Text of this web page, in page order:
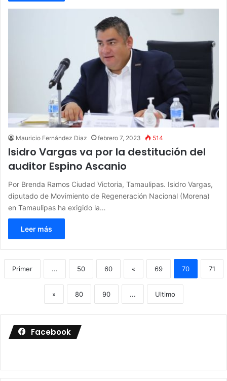
Mauricio Fernández Diaz febrero 7, 2023 514
Isidro Vargas va por la destitución del
auditor Espino Ascanio
Por Brenda Ramos Ciudad Victoria, Tamaulipas. Isidro Vargas,
diputado de Movimiento de Regeneración Nacional (Morena)
en Tamaulipas ha exigido la…
Leer más
Primer ... 50 60 « 69 70 71
» 80 90 ... Ultimo
Facebook